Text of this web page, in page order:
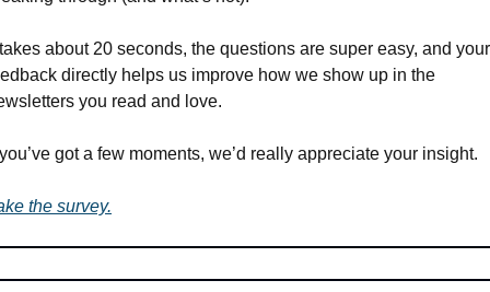
about 20 seconds, the questions are super easy, and your
directly helps us improve how we show up in the
you read and love.
got a few moments, we’d really appreciate your insight.
the survey.